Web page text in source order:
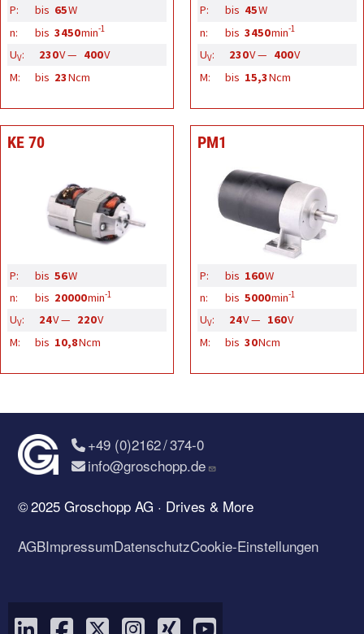
P: bis 65W
n:
bis 3450min-1
UV: 230V — 400V
M:
bis 23Ncm
P: bis 45W
n:
bis 3450min-1
UV: 230V — 400V
M:
bis 15,3Ncm
KE 70
P: bis 56W
n:
bis 20000min-1
UV: 24V — 220V
M:
bis 10,8Ncm
PM1
P: bis 160W
n:
bis 5000min-1
UV: 24V — 160V
M:
bis 30Ncm
+49 (0)2162 / 374-0
info@groschopp.de
© 2025 Groschopp AG · Drives & More
AGBImpressumDatenschutzCookie-Einstellungen